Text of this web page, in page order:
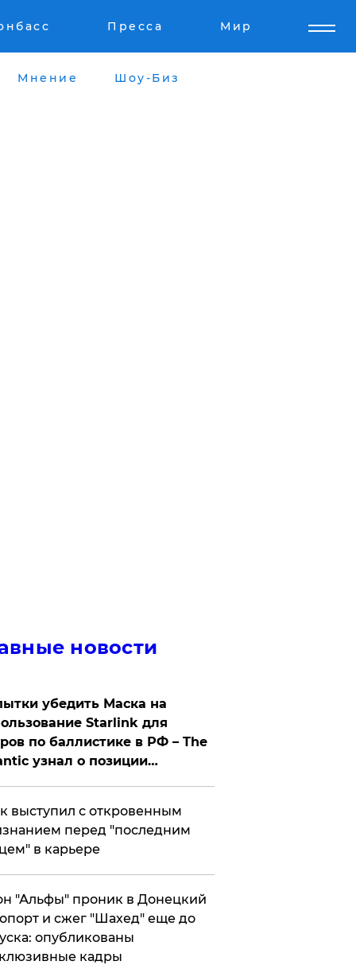
Пресса Мир
Мнение Шоу-Биз
новости
убедить Маска на
Starlink для
по баллистике в РФ – The
узнал о позиции
выступил с откровенным
перед "последним
в карьере
"Альфы" проник в Донецкий
и сжег "Шахед" еще до
опубликованы
кадры